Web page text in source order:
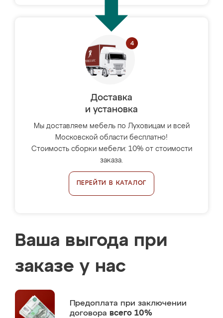
Доставка
и установка
Мы доставляем мебель по Луховицам и всей
Московской области бесплатно!
Стоимость сборки мебели: 10% от стоимости
заказа.
ПЕРЕЙТИ В КАТАЛОГ
Ваша выгода при
заказе у нас
Предоплата при заключении
договора всего 10%